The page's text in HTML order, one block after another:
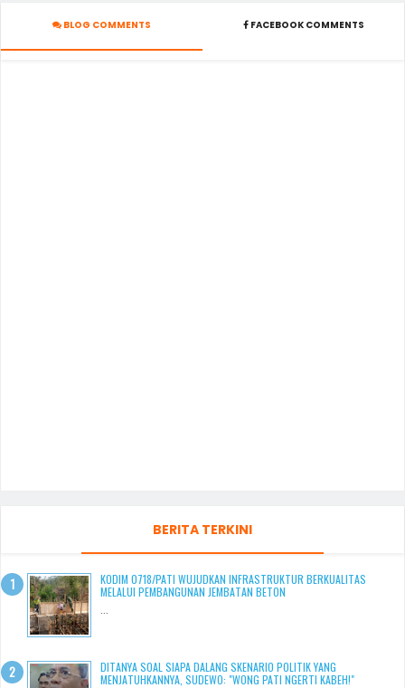
BLOG COMMENTS FACEBOOK COMMENTS
BERITA TERKINI
KODIM 0718/PATI WUJUDKAN INFRASTRUKTUR BERKUALITAS
MELALUI PEMBANGUNAN JEMBATAN BETON
DITANYA SOAL SIAPA DALANG SKENARIO POLITIK YANG
MENJATUHKANNYA, SUDEWO: "WONG PATI NGERTI KABEH!"